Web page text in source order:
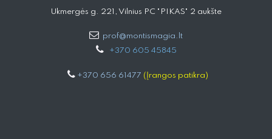
Ukmergės g. 221, Vilnius PC "PIKAS" 2 aukšte
prof@montismagia.lt
+370 605 4584​5
+370 656 61477 (Įrangos patikra)